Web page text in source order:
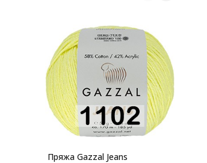
Пряжа Gazzal Jeans